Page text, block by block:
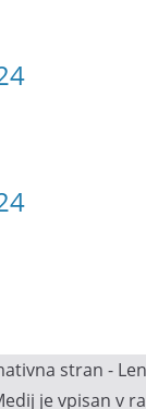
stran -
je vpisan v